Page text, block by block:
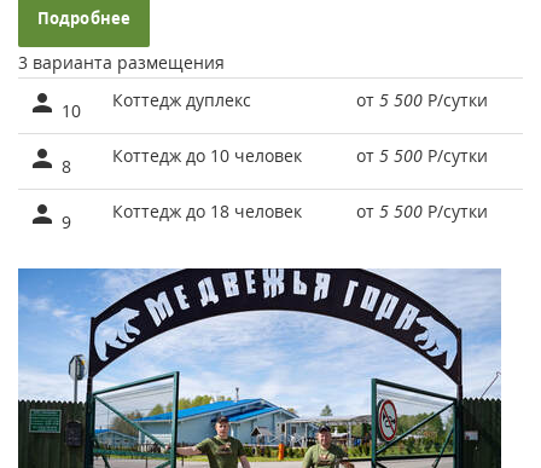
Подробнее
3 варианта размещения
10 Коттедж дуплекс от 5 500 Р/сутки
8 Коттедж до 10 человек от 5 500 Р/сутки
9 Коттедж до 18 человек от 5 500 Р/сутки